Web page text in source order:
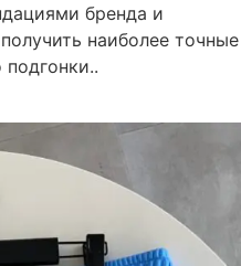
бренда и
наиболее точные